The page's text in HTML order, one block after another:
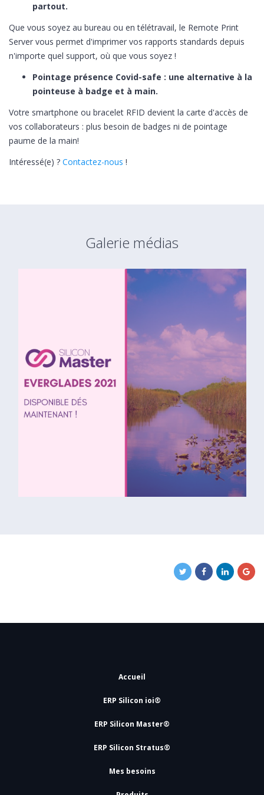
partout.
Que vous soyez au bureau ou en télétravail, le Remote Print
Server vous permet d'imprimer vos rapports standards depuis
n'importe quel support, où que vous soyez !
Pointage présence Covid-safe : une alternative à la
pointeuse à badge et à main.
Votre smartphone ou bracelet RFID devient la carte d'accès de
vos collaborateurs : plus besoin de badges ni de pointage
paume de la main!
Intéressé(e) ? Contactez-nous !
Galerie médias
Accueil
ERP Silicon ioi®
ERP Silicon Master®
ERP Silicon Stratus®
Mes besoins